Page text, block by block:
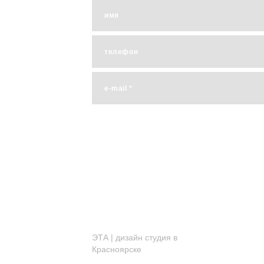
имя
телефон
e-mail *
ЭТА | дизайн студия в
Красноярске